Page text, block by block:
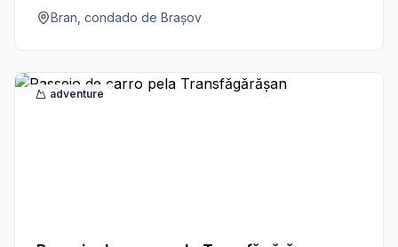
Percorra suas torres, escadarias estreitas e salas
Bran, condado de Brașov
adventure